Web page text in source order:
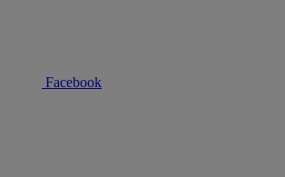
Facebook